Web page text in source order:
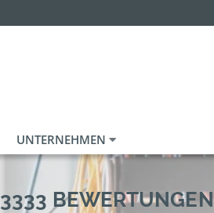
UNTERNEHMEN
3333 BEWERTUNGEN